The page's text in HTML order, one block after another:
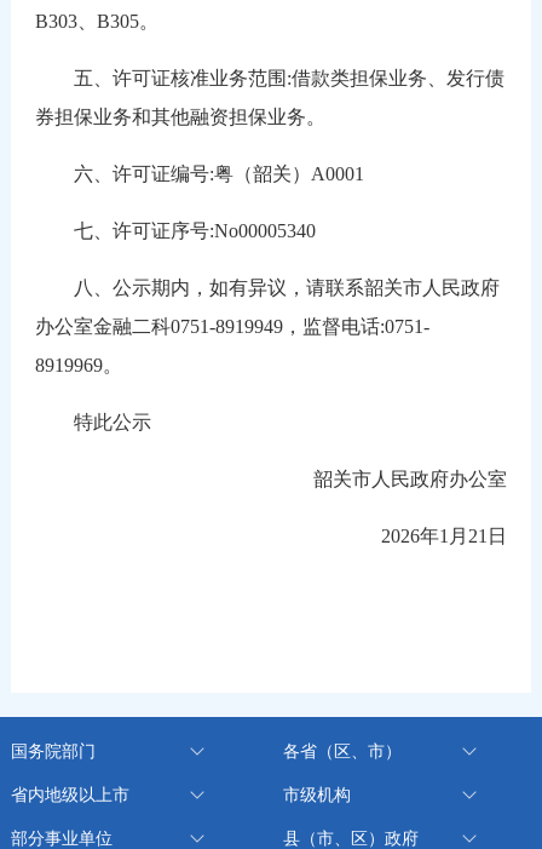
B303、B305。
五、许可证核准业务范围:借款类担保业务、发行债
券担保业务和其他融资担保业务。
六、许可证编号:粤（韶关）A0001
七、许可证序号:No00005340
八、公示期内，如有异议，请联系韶关市人民政府
办公室金融二科0751-8919949，监督电话:0751-
8919969。
特此公示
韶关市人民政府办公室
2026年1月21日
国务院部门 各省（区、市）
省内地级以上市 市级机构
部分事业单位 县（市、区）政府